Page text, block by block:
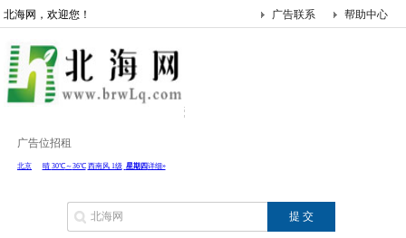
北海网，欢迎您！ 帮助中心
广告联系
广告位招租